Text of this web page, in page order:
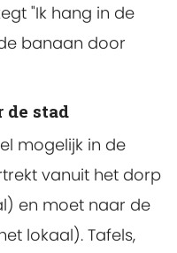
"Ik hang in de
banaan door
de stad
mogelijk in de
vanuit het dorp
en moet naar de
lokaal). Tafels,